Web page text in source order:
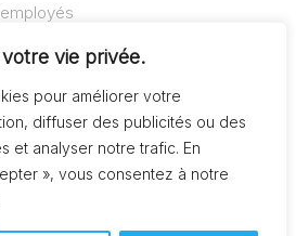
vie privée.
pour améliorer votre
diffuser des publicités ou des
et analyser notre trafic. En
», vous consentez à notre
2024. Designed and
by